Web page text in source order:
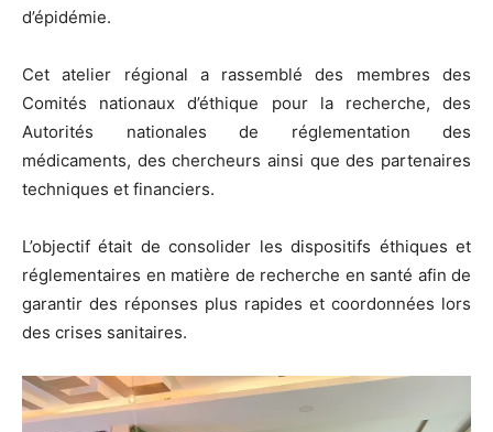
d’épidémie.
Cet atelier régional a rassemblé des membres des
Comités nationaux d’éthique pour la recherche, des
Autorités nationales de réglementation des
médicaments, des chercheurs ainsi que des partenaires
techniques et financiers.
L’objectif était de consolider les dispositifs éthiques et
réglementaires en matière de recherche en santé afin de
garantir des réponses plus rapides et coordonnées lors
des crises sanitaires.